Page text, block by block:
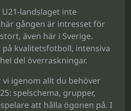
landslaget inte
gången är intresset för
även här i Sverige.
kvalitetsfotboll, intensiva
del överraskningar.
igenom allt du behöver
spelschema, grupper,
att hålla ögonen på. I